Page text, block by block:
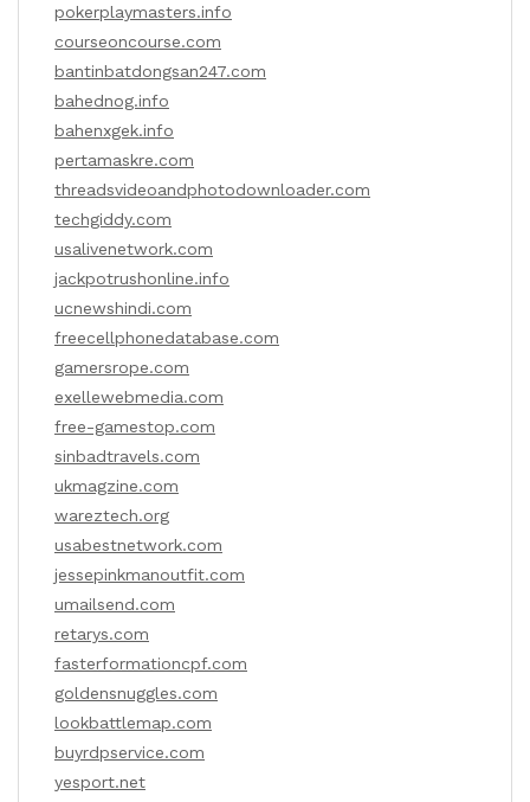
pokerplaymasters.info
courseoncourse.com
bantinbatdongsan247.com
bahednog.info
bahenxgek.info
pertamaskre.com
threadsvideoandphotodownloader.com
techgiddy.com
usalivenetwork.com
jackpotrushonline.info
ucnewshindi.com
freecellphonedatabase.com
gamersrope.com
exellewebmedia.com
free-gamestop.com
sinbadtravels.com
ukmagzine.com
wareztech.org
usabestnetwork.com
jessepinkmanoutfit.com
umailsend.com
retarys.com
fasterformationcpf.com
goldensnuggles.com
lookbattlemap.com
buyrdpservice.com
yesport.net